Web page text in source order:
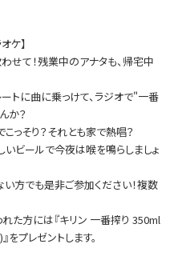
ケ】
せて！残業中のアナタも、帰宅中
トに曲に乗っけて、ラジオで"一番
か？
っそり？それとも家で熱唱？
ビールで今夜は喉を鳴らしましょ
方でも是非ご参加ください！複数
た方には『キリン 一番搾り 350ml
プレゼントします。